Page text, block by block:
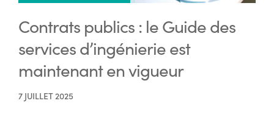
Contrats publics : le Guide des
services d’ingénierie est
maintenant en vigueur
7 JUILLET 2025